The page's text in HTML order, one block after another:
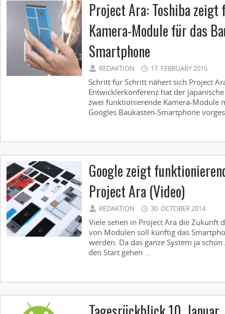
Project Ara: Toshiba
Kamera-Module für das
Smartphone
REDAKTION 17. FEBRUARY 2015
Schritt für Schritt nähert sich Project
Entwicklerkonferenz hat der
zwei funktionierende Kamera-Module
Googles Baukasten-Smartphone
Google zeigt
Project Ara (Video)
REDAKTION 30. OCTOBER 2014
Viele sehen in Project Ara die Zukunft
von Modulen soll künftig das
werden. Da das ganze System ja
den Start gehen ...